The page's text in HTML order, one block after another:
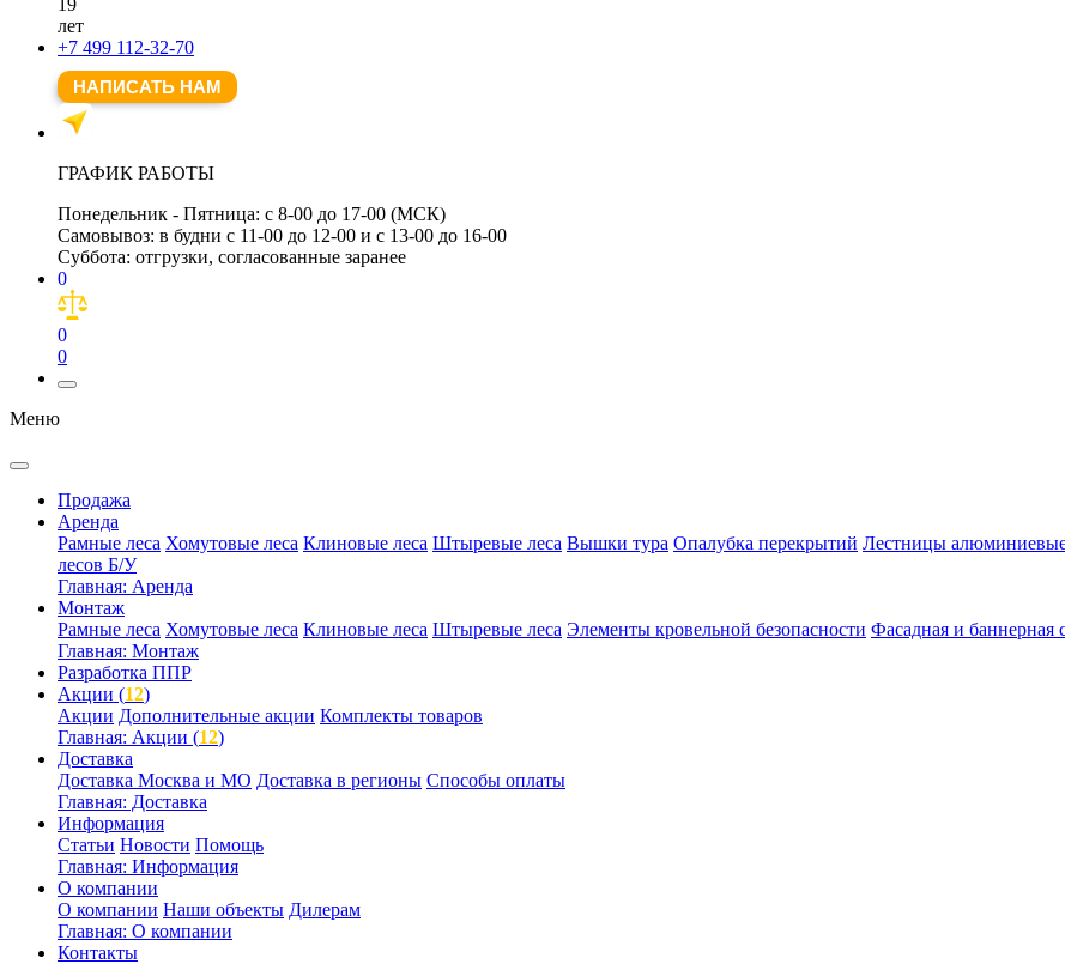
лет
+7 499 112-32-70
НАПИСАТЬ НАМ
ГРАФИК РАБОТЫ
Понедельник - Пятница: с 8-00 до 17-00 (МСК)
Самовывоз: в будни с 11-00 до 12-00 и с 13-00 до 16-00
Суббота: отгрузки, согласованные заранее
0
0
0
Меню
Продажа
Аренда
Рамные леса Хомутовые леса Клиновые леса Штыревые леса Вышки тура Опалубка перекрытий Лестницы
лесов Б/У
Главная: Аренда
Монтаж
Рамные леса Хомутовые леса Клиновые леса Штыревые леса Элементы кровельной безопасности Фасадная и баннерная
Главная: Монтаж
Разработка ППР
Акции (12)
Акции Дополнительные акции Комплекты товаров
Главная: Акции (12)
Доставка
Доставка Москва и МО Доставка в регионы Способы оплаты
Главная: Доставка
Информация
Статьи Новости Помощь
Главная: Информация
О компании
О компании Наши объекты Дилерам
Главная: О компании
Контакты